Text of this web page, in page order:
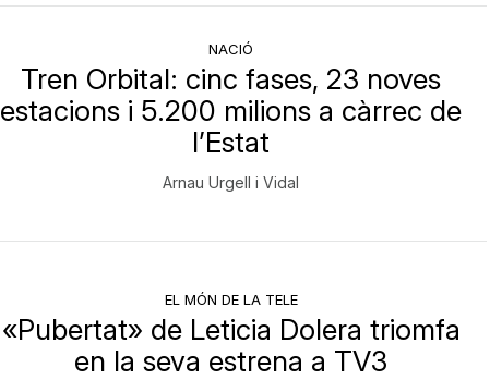
NACIÓ
Tren Orbital: cinc fases, 23 noves
estacions i 5.200 milions a càrrec de
l’Estat
Arnau Urgell i Vidal
EL MÓN DE LA TELE
«Pubertat» de Leticia Dolera triomfa
en la seva estrena a TV3